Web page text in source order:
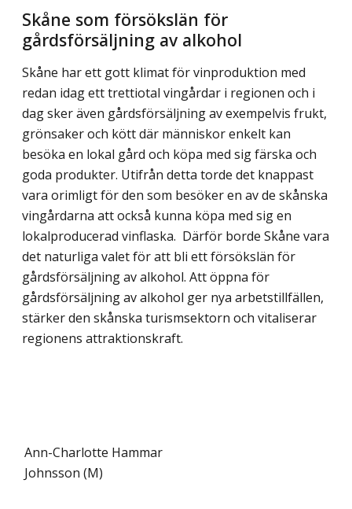
Skåne som försökslän för
gårdsförsäljning av alkohol
Skåne har ett gott klimat för vinproduktion med
redan idag ett trettiotal vingårdar i regionen och i
dag sker även gårdsförsäljning av exempelvis frukt,
grönsaker och kött där människor enkelt kan
besöka en lokal gård och köpa med sig färska och
goda produkter. Utifrån detta torde det knappast
vara orimligt för den som besöker en av de skånska
vingårdarna att också kunna köpa med sig en
lokalproducerad vinflaska. Därför borde Skåne vara
det naturliga valet för att bli ett försökslän för
gårdsförsäljning av alkohol. Att öppna för
gårdsförsäljning av alkohol ger nya arbetstillfällen,
stärker den skånska turismsektorn och vitaliserar
regionens attraktionskraft.
Ann-Charlotte Hammar
Johnsson (M)